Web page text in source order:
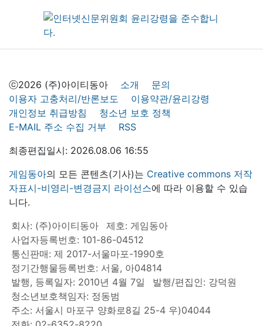
ⓒ2026 (주)아이티동아 소개
문의
이용자 고충처리/반론보도
이용약관/윤리강령
개인정보 취급방침
청소년 보호 정책
E-MAIL 주소 수집 거부
RSS
최종편집일시: 2026.08.06 16:55
게임동아의 모든 콘텐츠(기사)는 Creative commons 저작
자표시-비영리-변경금지 라이선스에 따라 이용할 수 있습
니다.
회사: (주)아이티동아
제호: 게임동아
사업자등록번호: 101-86-04512
통신판매: 제 2017-서울마포-1990호
정기간행물등록번호: 서울, 아04814
발행, 등록일자: 2010년 4월 7일
발행/편집인: 강덕원
청소년보호책임자: 정동범
주소: 서울시 마포구 양화로8길 25-4 우)04044